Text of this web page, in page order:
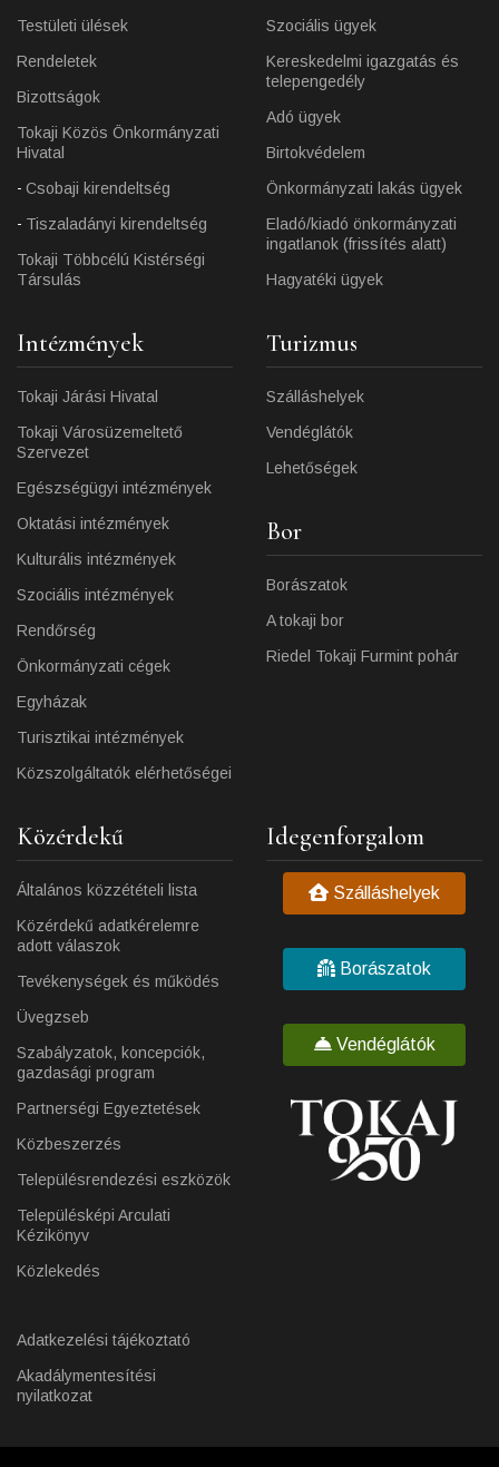
Testületi ülések
Rendeletek
Bizottságok
Tokaji Közös Önkormányzati
Hivatal
Csobaji kirendeltség
Tiszaladányi kirendeltség
Tokaji Többcélú Kistérségi
Társulás
Szociális ügyek
Kereskedelmi igazgatás és
telepengedély
Adó ügyek
Birtokvédelem
Önkormányzati lakás ügyek
Eladó/kiadó önkormányzati
ingatlanok (frissítés alatt)
Hagyatéki ügyek
Intézmények
Tokaji Járási Hivatal
Tokaji Városüzemeltető
Szervezet
Egészségügyi intézmények
Oktatási intézmények
Kulturális intézmények
Szociális intézmények
Rendőrség
Önkormányzati cégek
Egyházak
Turisztikai intézmények
Közszolgáltatók elérhetőségei
Turizmus
Szálláshelyek
Vendéglátók
Lehetőségek
Bor
Borászatok
A tokaji bor
Riedel Tokaji Furmint pohár
Közérdekű
Általános közzétételi lista
Közérdekű adatkérelemre
adott válaszok
Tevékenységek és működés
Üvegzseb
Szabályzatok, koncepciók,
gazdasági program
Partnerségi Egyeztetések
Közbeszerzés
Településrendezési eszközök
Településképi Arculati
Kézikönyv
Közlekedés
Adatkezelési tájékoztató
Akadálymentesítési
nyilatkozat
Idegenforgalom
Szálláshelyek
Borászatok
Vendéglátók